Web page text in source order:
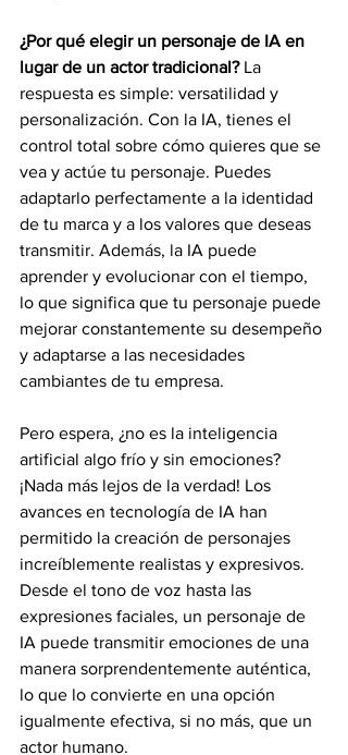
¿Por qué elegir un personaje de IA en
lugar de un actor tradicional? La
respuesta es simple: versatilidad y
personalización. Con la IA, tienes el
control total sobre cómo quieres que se
vea y actúe tu personaje. Puedes
adaptarlo perfectamente a la identidad
de tu marca y a los valores que deseas
transmitir. Además, la IA puede
aprender y evolucionar con el tiempo,
lo que significa que tu personaje puede
mejorar constantemente su desempeño
y adaptarse a las necesidades
cambiantes de tu empresa.
Pero espera, ¿no es la inteligencia
artificial algo frío y sin emociones?
¡Nada más lejos de la verdad! Los
avances en tecnología de IA han
permitido la creación de personajes
increíblemente realistas y expresivos.
Desde el tono de voz hasta las
expresiones faciales, un personaje de
IA puede transmitir emociones de una
manera sorprendentemente auténtica,
lo que lo convierte en una opción
igualmente efectiva, si no más, que un
actor humano.